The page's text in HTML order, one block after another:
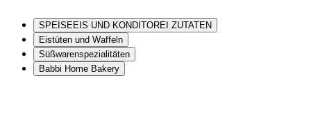
SPEISEEIS UND KONDITOREI ZUTATEN
Eistüten und Waffeln
Süßwarenspezialitäten
Babbi Home Bakery